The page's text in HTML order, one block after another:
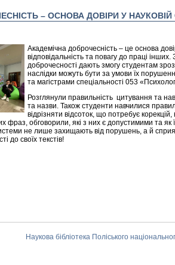
– ОСНОВА ДОВІРИ У НАУКОВІЙ
Академічна доброчесність – це основа
відповідальність та повагу до праці
доброчесності дають змогу студентам
наслідки можуть бути за умови їх
та магістрами спеціальності 053
Розглянули правильність цитування та
та назви. Також студенти навчилися
відрізняти відсоток, що потребує
фраз, обговорили, які з них є допустимими та
не лише захищають від порушень, а й
до своїх текстів!
Наукова бібліотека Поліського